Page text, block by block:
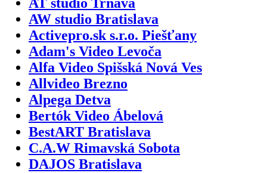
AW studio Bratislava
Activepro.sk s.r.o. Piešťany
Adam's Video Levoča
Alfa Video Spišská Nová Ves
Allvideo Brezno
Alpega Detva
Bertók Video Ábelová
BestART Bratislava
C.A.W Rimavská Sobota
DAJOS Bratislava